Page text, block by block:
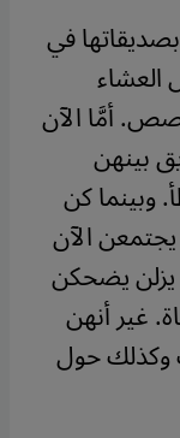
بصديقاتها في
العشاء
أمَّا الآن
بينهن
وبينما كن
الآن
يزلن يضحكن
غير أنهن
وكذلك حول